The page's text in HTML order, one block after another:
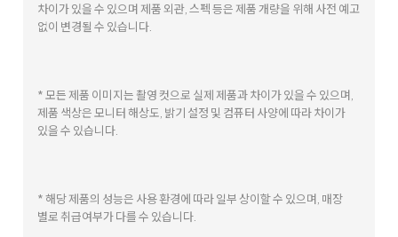
차이가 있을 수 있으며 제품 외관, 스펙 등은 제품 개량을 위해 사전 예고
없이 변경될 수 있습니다.
* 모든 제품 이미지는 촬영 컷으로 실제 제품과 차이가 있을 수 있으며,
제품 색상은 모니터 해상도, 밝기 설정 및 컴퓨터 사양에 따라 차이가
있을 수 있습니다.
* 해당 제품의 성능은 사용 환경에 따라 일부 상이할 수 있으며, 매장
별로 취급여부가 다를 수 있습니다.